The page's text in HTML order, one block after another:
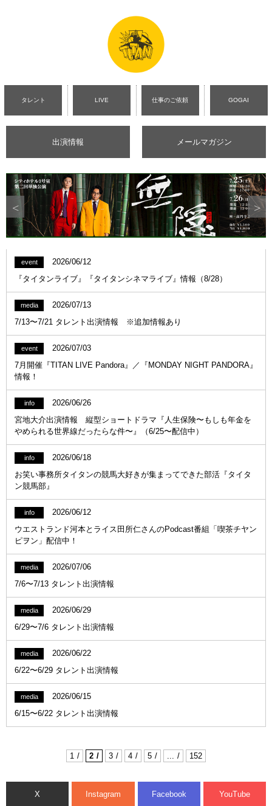
タレント LIVE 仕事のご依頼 GOGAI
出演情報 メールマガジン
event
2026/06/12
『タイタンライブ』『タイタンシネマライブ』情報（8/28）
media
2026/07/13
7/13〜7/21 タレント出演情報 ※追加情報あり
event
2026/07/03
7月開催『TITAN LIVE Pandora』／『MONDAY NIGHT PANDORA』
情報！
info
2026/06/26
宮地大介出演情報 縦型ショートドラマ『人生保険〜もしも年金を
やめられる世界線だったらな件〜』（6/25〜配信中）
info
2026/06/18
お笑い事務所タイタンの競馬大好きが集まってできた部活『タイタ
ン競馬部』
info
2026/06/12
ウエストランド河本とライス田所仁さんのPodcast番組「喫茶チヤン
ピヲン」配信中！
media
2026/07/06
7/6〜7/13 タレント出演情報
media
2026/06/29
6/29〜7/6 タレント出演情報
media
2026/06/22
6/22〜6/29 タレント出演情報
media
2026/06/15
6/15〜6/22 タレント出演情報
1 2 3 4 5 152
X Instagram Facebook YouTube